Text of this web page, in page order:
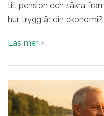
till pension och säkra
hur trygg är din ekonomi?
Läs mer